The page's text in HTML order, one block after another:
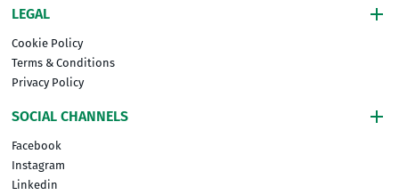
LEGAL
Cookie Policy
Terms & Conditions
Privacy Policy
SOCIAL CHANNELS
Facebook
Instagram
Linkedin